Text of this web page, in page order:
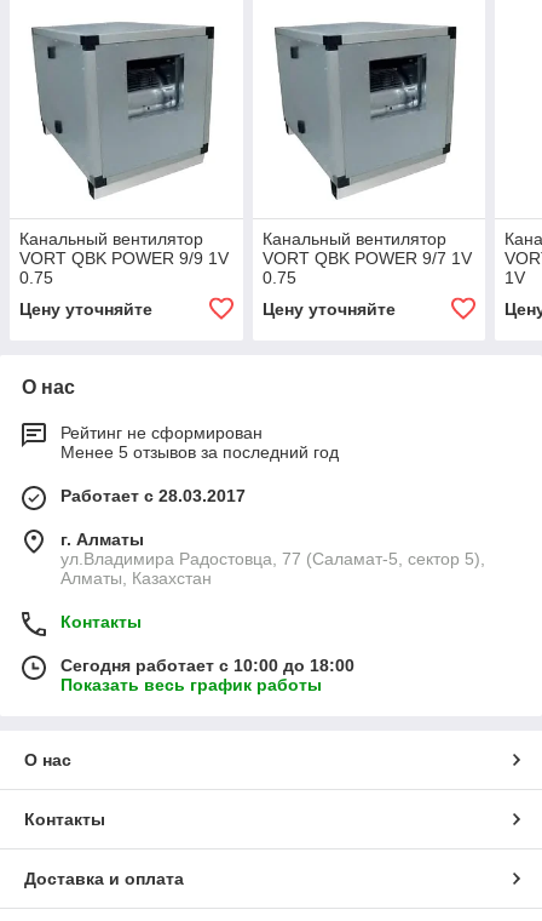
Канальный вентилятор
VORT QBK POWER 9/9 1V
0.75
Цену уточняйте
Канальный вентилятор
VORT QBK POWER 9/7 1V
0.75
Цену уточняйте
1V
О нас
Рейтинг не сформирован
Менее 5 отзывов за последний год
Работает с 28.03.2017
г. Алматы
ул.Владимира Радостовца, 77 (Саламат-5, сектор 5),
Алматы, Казахстан
Контакты
Сегодня работает с 10:00 до 18:00
Показать весь график работы
О нас
Контакты
Доставка и оплата